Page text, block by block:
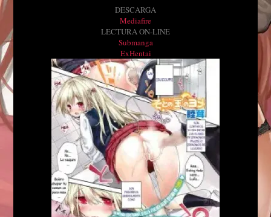
DESCARGA
Mediafire
LECTURA ON-LINE
Submanga
ExHentai